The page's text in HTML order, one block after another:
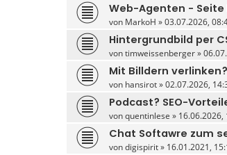
Web-Agenten -
von MarkoH » 03.07.2026,
Hintergrundbild per
vontimweissenberger»
Mit Billdern verlinken?
von hansirot» 02.07.2026,
Podcast? SEO-
vonquentinlese » 16.06.2026,
Chat Softawre zum
vondigispirit» 16.01.2021,